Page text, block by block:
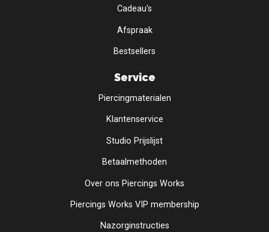
Cadeau's
Afspraak
Bestsellers
Service
Piercingmaterialen
Klantenservice
Studio Prijslijst
Betaalmethoden
Over ons Piercings Works
Piercings Works VIP membership
Nazorginstructies